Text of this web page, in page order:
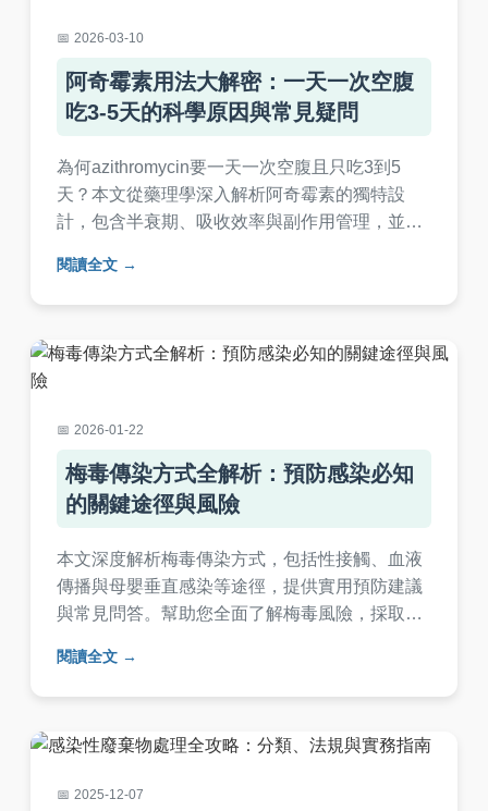
2026-03-10
阿奇霉素用法大解密：一天一次空腹
吃3-5天的科學原因與常見疑問
為何azithromycin要一天一次空腹且只吃3到5
天？本文從藥理學深入解析阿奇霉素的獨特設
計，包含半衰期、吸收效率與副作用管理，並解
全有效地使用抗生素，避免抗藥性問題。
閱讀全文
2026-01-22
梅毒傳染方式全解析：預防感染必知
的關鍵途徑與風險
本文深度解析梅毒傳染方式，包括性接觸、血液
傳播與母嬰垂直感染等途徑，提供實用預防建議
與常見問答。幫助您全面了解梅毒風險，採取有
合大眾閱讀。
閱讀全文
2025-12-07